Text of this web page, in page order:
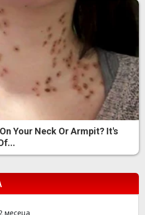
Your Neck Or Armpit? It's
месеца